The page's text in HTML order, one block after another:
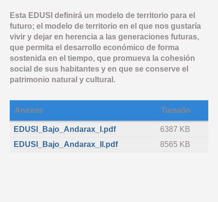
Esta EDUSI definirá un modelo de territorio para el
futuro; el modelo de territorio en el que nos gustaría
vivir y dejar en herencia a las generaciones futuras,
que permita el desarrollo económico de forma
sostenida en el tiempo, que promueva la cohesión
social de sus habitantes y en que se conserve el
patrimonio natural y cultural.
Anexos Tamaño
EDUSI_Bajo_Andarax_I.pdf
6387 KB
EDUSI_Bajo_Andarax_II.pdf
8565 KB